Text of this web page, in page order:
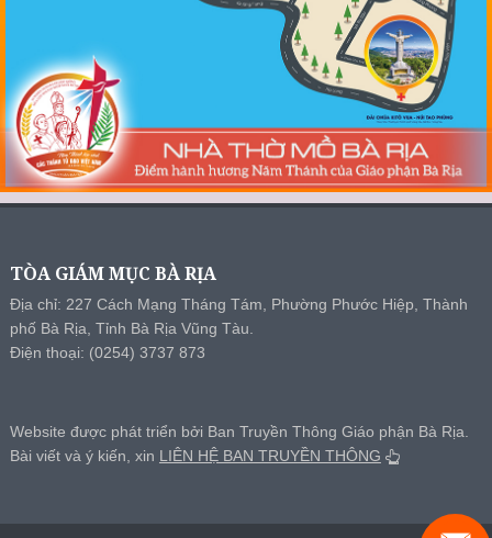
TÒA GIÁM MỤC BÀ RỊA
Địa chỉ: 227 Cách Mạng Tháng Tám, Phường Phước Hiệp, Thành
phố Bà Rịa, Tỉnh Bà Rịa Vũng Tàu.
Điện thoại: (0254) 3737 873
Website được phát triển bởi Ban Truyền Thông Giáo phận Bà Rịa.
Bài viết và ý kiến, xin LIÊN HỆ BAN TRUYỀN THÔNG